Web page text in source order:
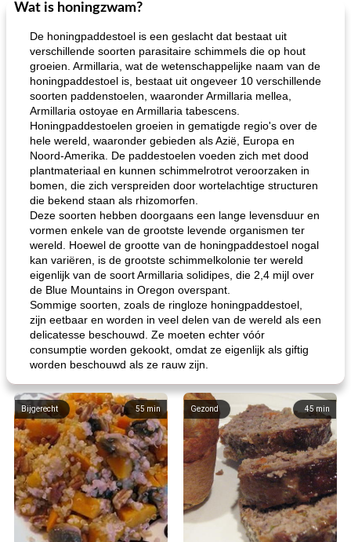
Wat is honingzwam?
De honingpaddestoel is een geslacht dat bestaat uit
verschillende soorten parasitaire schimmels die op hout
groeien. Armillaria, wat de wetenschappelijke naam van de
honingpaddestoel is, bestaat uit ongeveer 10 verschillende
soorten paddenstoelen, waaronder Armillaria mellea,
Armillaria ostoyae en Armillaria tabescens.
Honingpaddestoelen groeien in gematigde regio's over de
hele wereld, waaronder gebieden als Azië, Europa en
Noord-Amerika. De paddestoelen voeden zich met dood
plantmateriaal en kunnen schimmelrotrot veroorzaken in
bomen, die zich verspreiden door wortelachtige structuren
die bekend staan ​​als rhizomorfen.
Deze soorten hebben doorgaans een lange levensduur en
vormen enkele van de grootste levende organismen ter
wereld. Hoewel de grootte van de honingpaddestoel nogal
kan variëren, is de grootste schimmelkolonie ter wereld
eigenlijk van de soort Armillaria solidipes, die 2,4 mijl over
de Blue Mountains in Oregon overspant.
Sommige soorten, zoals de ringloze honingpaddestoel,
zijn eetbaar en worden in veel delen van de wereld als een
delicatesse beschouwd. Ze moeten echter vóór
consumptie worden gekookt, omdat ze eigenlijk als giftig
worden beschouwd als ze rauw zijn.
55 min
Bijgerecht 45min
Gezond